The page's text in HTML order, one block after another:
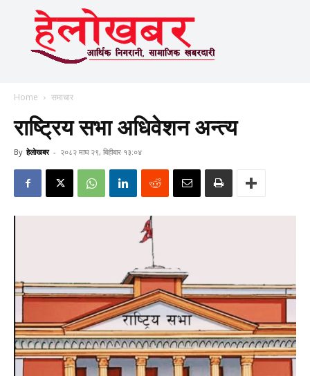
Home समाचार
राष्ट्रिय सभा अधिवेशन अन्त्य
By हेलाेखबर - २०८२ माघ २९, बिहीबार १३:०४